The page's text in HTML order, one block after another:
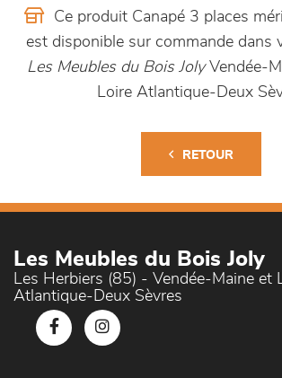
Ce produit Canapé 3 places
est disponible sur commande dans
Les Meubles du Bois JolyVendée-
Loire Atlantique-Deux
RETOUR
Les Meubles du Bois Joly
Les Herbiers (85) - Vendée-Maine et
Atlantique-Deux Sèvres